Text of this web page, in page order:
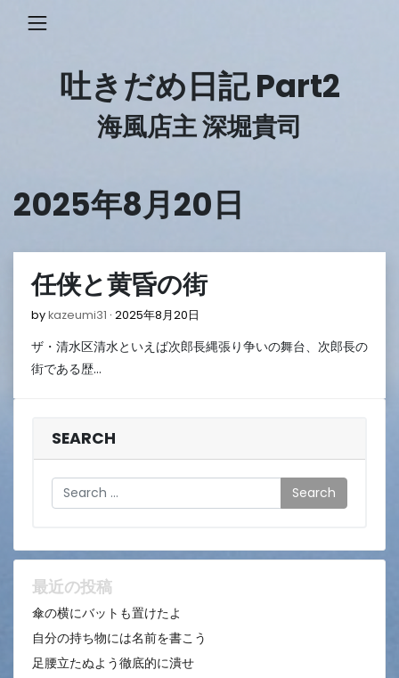
吐きだめ日記 Part2
海風店主 深堀貴司
2025年8月20日
任侠と黄昏の街
bykazeumi31 2025年8月20日
8
ザ・清水区清水といえば次郎長縄張り争いの舞台、次郎長の
街である歴…
SEARCH
Search
最近の投稿
傘の横にバットも置けたよ
自分の持ち物には名前を書こう
足腰立たぬよう徹底的に潰せ